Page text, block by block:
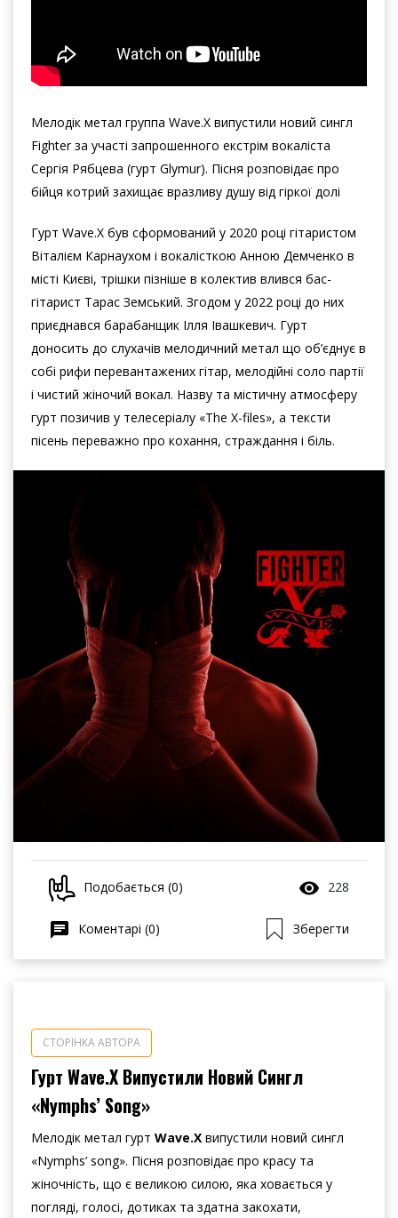
Мелодік метал группа Wave.X випустили новий сингл
Fighter за участі запрошенного екстрім вокаліста
Сергія Рябцева (гурт Glymur). Пісня розповідає про
бійця котрий захищає вразливу душу від гіркої долі
Гурт Wave.X був сформований у 2020 році гітаристом
Віталієм Карнаухом і вокалісткою Анною Демченко в
місті Києві, трішки пізніше в колектив влився бас-
гітарист Тарас Земський. Згодом у 2022 році до них
приєднався барабанщик Ілля Івашкевич. Гурт
доносить до слухачів мелодичний метал що об’єднує в
собі рифи перевантажених гітар, мелодійні соло партії
і чистий жіночий вокал. Назву та містичну атмосферу
гурт позичив у телесеріалу «The X-files», а тексти
пісень переважно про кохання, страждання і біль.
Подобається (0) 228
Коментарі (0) Зберегти
СТОРІНКА АВТОРА
Гурт Wave.X Випустили Новий Сингл
«Nymphs’ Song»
Мелодік метал гурт Wave.X випустили новий сингл
«Nymphs’ song». Пісня розповідає про красу та
жіночність, що є великою силою, яка ховається у
погляді, голосі, дотиках та здатна закохати,